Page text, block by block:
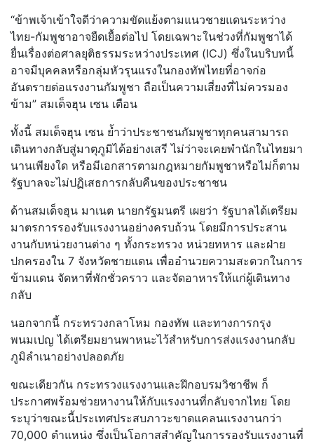
“ข้าพเจ้าเข้าใจดีว่าความขัดแย้งตามแนวชายแดนระหว่าง
ไทย-กัมพูชาอาจยืดเยื้อต่อไป โดยเฉพาะในช่วงที่กัมพูชาได้
ยื่นเรื่องต่อศาลยุติธรรมระหว่างประเทศ (ICJ) ซึ่งในบริบทนี้
อาจมีบุคคลหรือกลุ่มหัวรุนแรงในกองทัพไทยที่อาจก่อ
อันตรายต่อแรงงานกัมพูชา ถือเป็นความเสี่ยงที่ไม่ควรมอง
ข้าม” สมเด็จฮุน เซน เตือน
ทั้งนี้ สมเด็จฮุน เซน ย้ำว่าประชาชนกัมพูชาทุกคนสามารถ
เดินทางกลับสู่มาตุภูมิได้อย่างเสรี ไม่ว่าจะเคยพำนักในไทยมา
นานเพียงใด หรือมีเอกสารตามกฎหมายกัมพูชาหรือไม่ก็ตาม
รัฐบาลจะไม่ปฏิเสธการกลับคืนของประชาชน
ด้านสมเด็จฮุน มาเนต นายกรัฐมนตรี เผยว่า รัฐบาลได้เตรียม
มาตรการรองรับแรงงานอย่างครบถ้วน โดยมีการประสาน
งานกับหน่วยงานต่าง ๆ ทั้งกระทรวง หน่วยทหาร และฝ่าย
ปกครองใน 7 จังหวัดชายแดน เพื่ออำนวยความสะดวกในการ
ข้ามแดน จัดหาที่พักชั่วคราว และจัดอาหารให้แก่ผู้เดินทาง
กลับ
นอกจากนี้ กระทรวงกลาโหม กองทัพ และทางการกรุง
พนมเปญ ได้เตรียมยานพาหนะไว้สำหรับการส่งแรงงานกลับ
ภูมิลำเนาอย่างปลอดภัย
ขณะเดียวกัน กระทรวงแรงงานและฝึกอบรมวิชาชีพ ก็
ประกาศพร้อมช่วยหางานให้กับแรงงานที่กลับจากไทย โดย
ระบุว่าขณะนี้ประเทศประสบภาวะขาดแคลนแรงงานกว่า
70,000 ตำแหน่ง ซึ่งเป็นโอกาสสำคัญในการรองรับแรงงานที่